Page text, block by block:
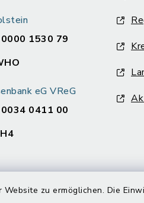
zu ermöglichen. Die
1530 79
eG VReG
0411 00